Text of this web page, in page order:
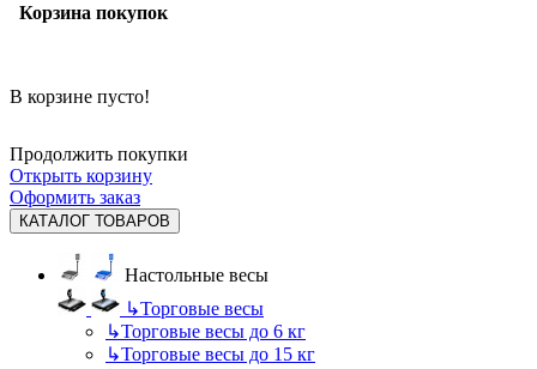
Корзина покупок
В корзине пусто!
Продолжить покупки
Открыть корзину
Оформить заказ
КАТАЛОГ ТОВАРОВ
Настольные весы
↳Торговые весы
↳Торговые весы до 6 кг
↳Торговые весы до 15 кг